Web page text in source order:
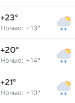
+23°
Ночью: +13°
+20°
Ночью: +14°
+21°
Ночью: +10°